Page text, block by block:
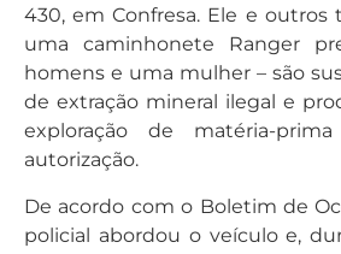
430, em Confresa. Ele e outros
uma caminhonete Ranger
homens e uma mulher – são
de extração mineral ilegal e
exploração de matéria-
autorização.
De acordo com o Boletim de
policial abordou o veículo e,